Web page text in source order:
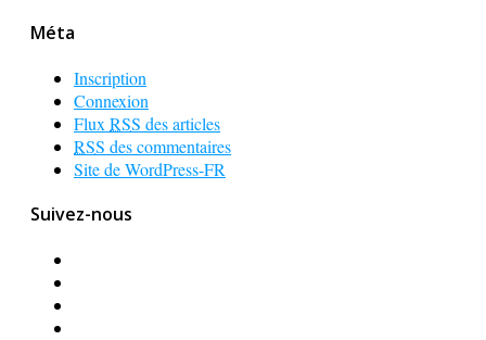
Méta
Inscription
Connexion
Flux RSS des articles
RSS des commentaires
Site de WordPress-FR
Suivez-nous